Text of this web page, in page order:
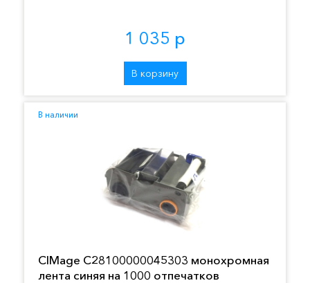
1 035 р
В корзину
В наличии
CIMage C28100000045303 монохромная
лента синяя на 1000 отпечатков